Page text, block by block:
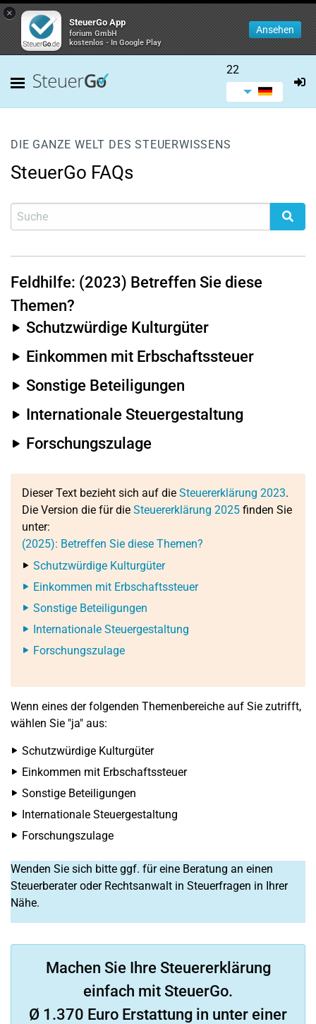
×
SteuerGo App
forium GmbH
kostenlos - In Google Play
Ansehen
22
DIE GANZE WELT DES STEUERWISSENS
SteuerGo FAQs
Feldhilfe: (2023) Betreffen Sie diese
Themen?
Schutzwürdige Kulturgüter
Einkommen mit Erbschaftssteuer
Sonstige Beteiligungen
Internationale Steuergestaltung
Forschungszulage
Dieser Text bezieht sich auf die Steuererklärung 2023.
Die Version die für die Steuererklärung 2025 finden Sie
unter:
(2025): Betreffen Sie diese Themen?
Schutzwürdige Kulturgüter
Einkommen mit Erbschaftssteuer
Sonstige Beteiligungen
Internationale Steuergestaltung
Forschungszulage
Wenn eines der folgenden Themenbereiche auf Sie zutrifft,
wählen Sie "ja" aus:
Schutzwürdige Kulturgüter
Einkommen mit Erbschaftssteuer
Sonstige Beteiligungen
Internationale Steuergestaltung
Forschungszulage
Wenden Sie sich bitte ggf. für eine Beratung an einen
Steuerberater oder Rechtsanwalt in Steuerfragen in Ihrer
Nähe.
Machen Sie Ihre Steuererklärung
einfach mit SteuerGo.
Ø 1.370 Euro Erstattung in unter einer